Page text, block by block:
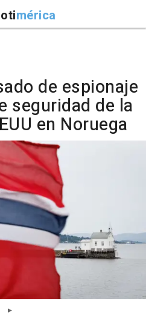
mérica
de espionaje
seguridad de la
en Noruega